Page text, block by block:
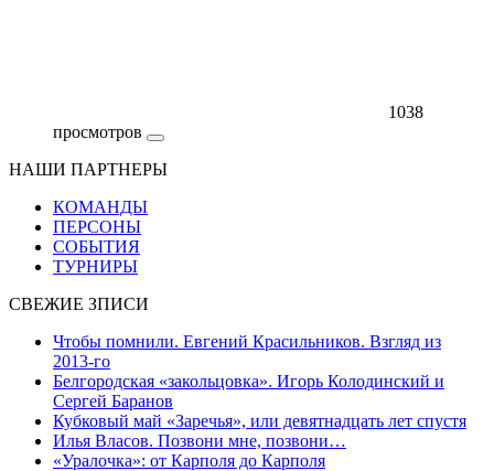
1038
просмотров
НАШИ ПАРТНЕРЫ
КОМАНДЫ
ПЕРСОНЫ
СОБЫТИЯ
ТУРНИРЫ
СВЕЖИЕ ЗПИСИ
Чтобы помнили. Евгений Красильников. Взгляд из
2013-го
Белгородская «закольцовка». Игорь Колодинский и
Сергей Баранов
Кубковый май «Заречья», или девятнадцать лет спустя
Илья Власов. Позвони мне, позвони…
«Уралочка»: от Карполя до Карполя